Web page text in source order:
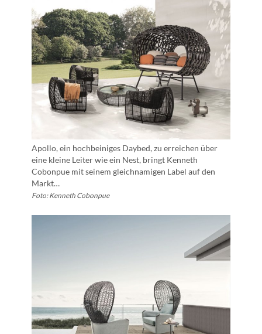
Apollo, ein hochbeiniges Daybed, zu erreichen über
eine kleine Leiter wie ein Nest, bringt Kenneth
Cobonpue mit seinem gleichnamigen Label auf den
Markt…
Foto: Kenneth Cobonpue